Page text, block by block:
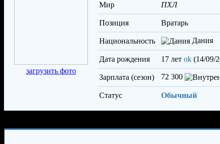
загрузить фото
Мир ПХЛ
Позиция вратарь
Национальность Дания
Дата рождения 17 лет ok (14/09/
Зарплата (сезон) 72 300
Статус Обычный